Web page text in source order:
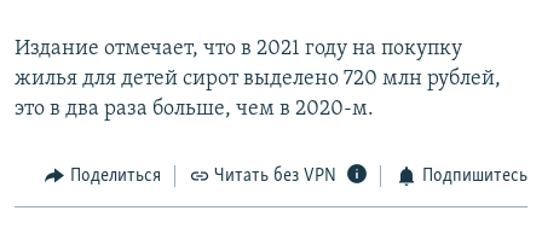
Издание отмечает, что в 2021 году на покупку
жилья для детей сирот выделено 720 млн рублей,
это в два раза больше, чем в 2020-м.
Поделиться Читать без VPN Подпишитесь